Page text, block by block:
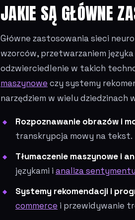
JAKIE SĄ GŁÓWNE
Główne zastosowania sieci
wzorców, przetwarzaniem
odzwierciedlenie w takich
maszynowe czy systemy
narzędziem w wielu dziedzinach
Rozpoznawanie obrazów i
transkrypcja mowy na tekst.
Tłumaczenie maszynowe i
językami i analiza sentymentu
Systemy rekomendacji i
commerce i przewidywanie